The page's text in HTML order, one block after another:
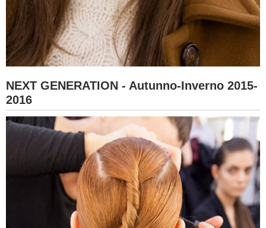
NEXT GENERATION - Autunno-Inverno 2015-
2016